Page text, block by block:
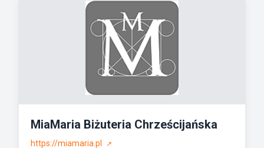
MiaMaria Biżuteria Chrześcijańska
https://miamaria.pl ↗